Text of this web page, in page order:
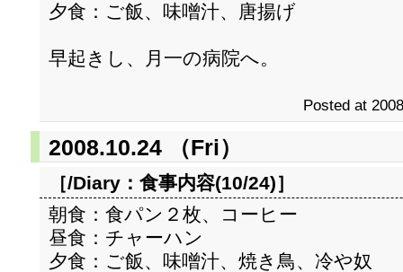
夕食：ご飯、味噌汁、唐揚げ
早起きし、月一の病院へ。
Posted at
2008.10.24 （Fri）
［/Diary： 食事内容(10/24)］
朝食：食パン２枚、コーヒー
昼食：チャーハン
夕食：ご飯、味噌汁、焼き鳥、冷や奴